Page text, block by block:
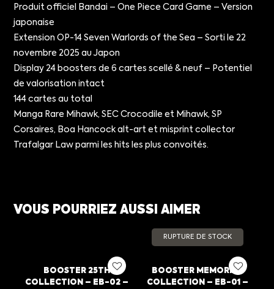
Produit officiel Bandai – One Piece Card Game – Version
japonaise
Extension OP-14 Seven Warlords of the Sea – Sorti le 22
novembre 2025 au Japon
Display 24 boosters de 6 cartes scellé & neuf – Potentiel
de valorisation intact
144 cartes au total
Manga Rare Mihawk, SEC Crocodile et Mihawk, SP
Corsaires, Boa Hancock alt-art et misprint collector
Trafalgar Law parmi les hits les plus convoités.
VOUS POURRIEZ AUSSI AIMER
BOOSTER 25TH
COLLECTION – EB-02 –
RUPTURE DE STOCK
BOOSTER MEMORIAL
COLLECTION – EB-01 –